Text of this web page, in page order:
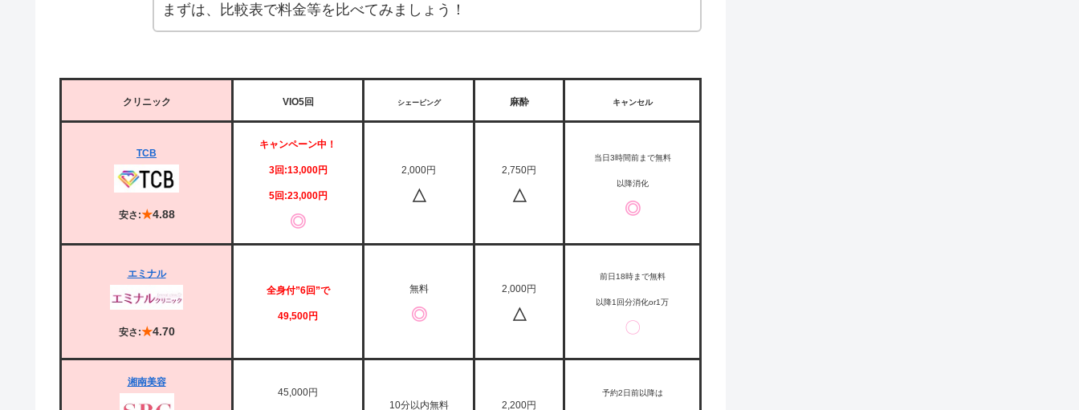
まずは、比較表で料金等を比べてみましょう！
クリニック VIO5回 シェービング 麻酔 キャンセル
TCB
安さ:★4.88
キャンペーン中！
3回:13,000円
5回:23,000円
◎
2,000円
△
2,750円
△
当日3時間前まで無料
以降消化
◎
エミナル
安さ:★4.70
全身付”6回”で
49,500円
無料
◎
2,000円
△
前日18時まで無料
以降1回分消化or1万
〇
湘南美容
45,000円
10分以内無料 2,200円
予約2日前以降は